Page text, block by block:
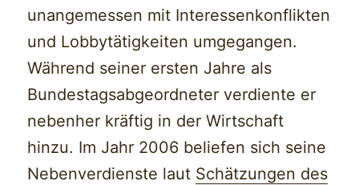
unangemessen mit Interessenkonflikten
und Lobbytätigkeiten umgegangen.
Während seiner ersten Jahre als
Bundestagsabgeordneter verdiente er
nebenher kräftig in der Wirtschaft
hinzu. Im Jahr 2006 beliefen sich seine
Nebenverdienste laut Schätzungen des